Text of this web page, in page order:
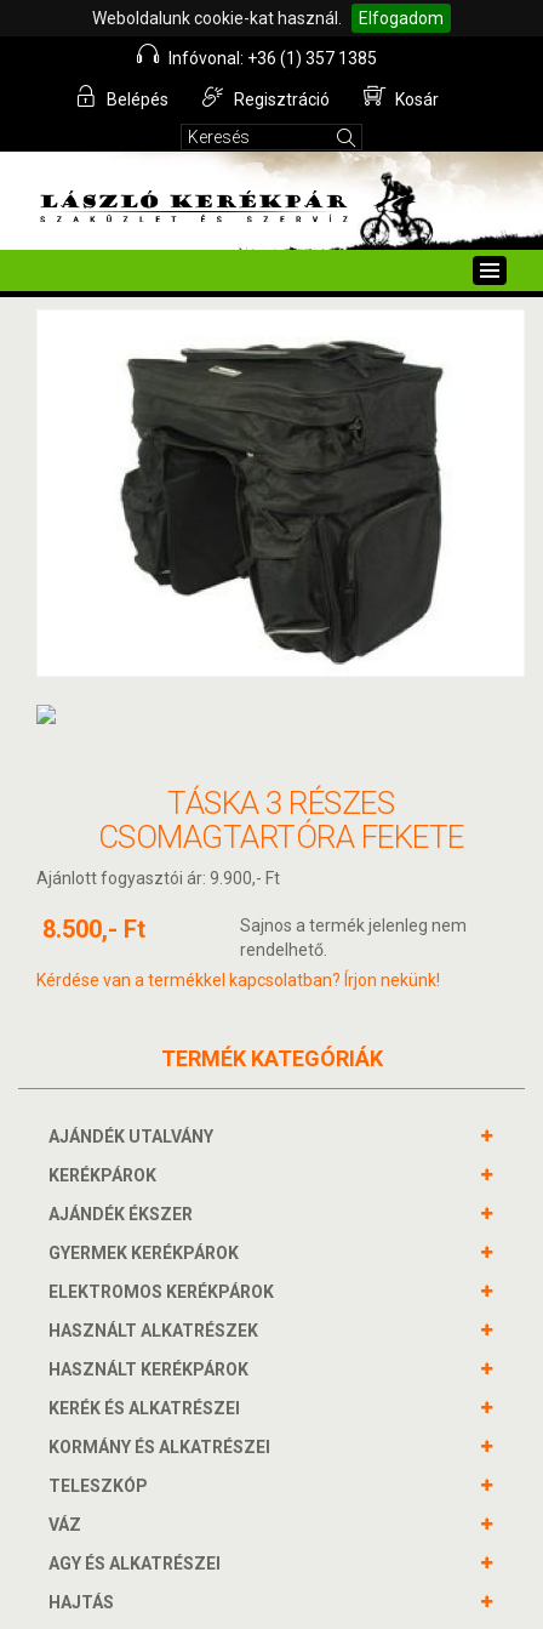
Weboldalunk cookie-kat használ. Elfogadom
Infóvonal: +36 (1) 357 1385
Belépés Regisztráció Kosár
Toggle
TÁSKA 3 RÉSZES
CSOMAGTARTÓRA FEKETE
Ajánlott fogyasztói ár: 9.900,- Ft
8.500,- Ft
Sajnos a termék jelenleg nem
rendelhető.
Kérdése van a termékkel kapcsolatban? Írjon nekünk!
TERMÉK KATEGÓRIÁK
AJÁNDÉK UTALVÁNY
KERÉKPÁROK
AJÁNDÉK ÉKSZER
GYERMEK KERÉKPÁROK
ELEKTROMOS KERÉKPÁROK
HASZNÁLT ALKATRÉSZEK
HASZNÁLT KERÉKPÁROK
KERÉK ÉS ALKATRÉSZEI
KORMÁNY ÉS ALKATRÉSZEI
TELESZKÓP
VÁZ
AGY ÉS ALKATRÉSZEI
HAJTÁS